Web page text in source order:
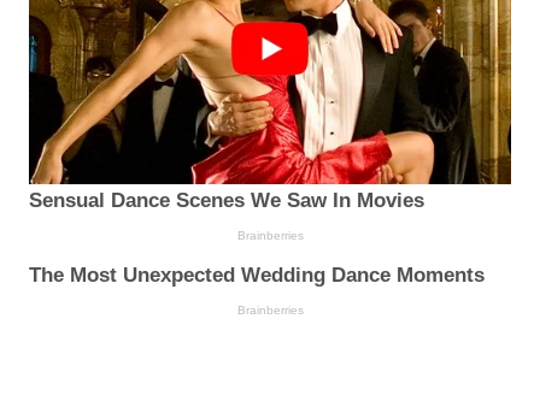
Sensual Dance Scenes We Saw In Movies
Brainberries
The Most Unexpected Wedding Dance Moments
Brainberries